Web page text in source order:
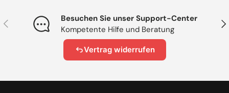
Vorherige
Besuchen Sie unser Support-Center
Kompetente Hilfe und Beratung
Vertrag widerrufen